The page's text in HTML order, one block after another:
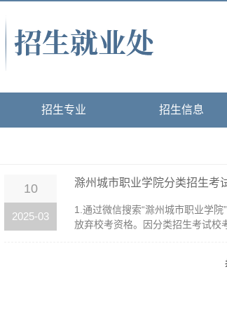
招生专业 招生信息
10
2025-03
滁州城市职业学院分类招生考
1.通过微信搜索“滁州城市职业学
放弃校考资格。因分类招生考试校